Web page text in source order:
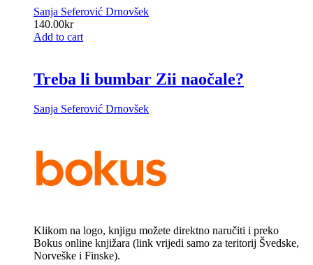
Sanja Seferović Drnovšek
140.00kr
Add to cart
Treba li bumbar Zii naočale?
Sanja Seferović Drnovšek
Klikom na logo, knjigu možete direktno naručiti i preko
Bokus online knjižara (link vrijedi samo za teritorij Švedske,
Norveške i Finske).